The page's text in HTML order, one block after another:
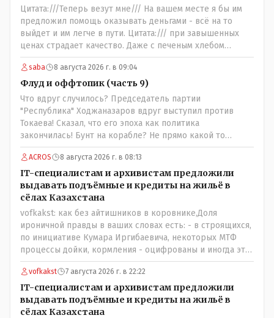
Цитата:///Теперь везут мне/// На вашем месте я бы им
предложил помощь оказывать деньгами - всё на то
выйдет и им легче в пути. Цитата:/// при завышенных
ценах страдает качество. Даже с печеным хлебом
проблема. // На вкус и цвет........., по мне : - наша молочка
значительно вкуснее чем руссская и белоруская, а хлеб
покупайте формовой, бюджетный- он значительно
вкусней остальных, но самый вкусный хлеб в совхозных
пекарнях; мясо - русское, белоруское не вкусное- наше
значительно вкусней и натуральное Цитата:///В
финансовой столице республики все дешевле./// Что
правда то правда: - там продкты и фрукты-овощи
дешевле и услуги тамады, певцов тоже и провести той
на 250-300 человек там обойдётся в разы дешевле чем в
Костанае. Цитата:///Кому доверять?/// Только себе: - за
что боролись на то и напоролись- хотели капитализм,
захотели жить в коммунизме где был принцип:
"....человек человеку- брат...."
saba 8 августа 2026 г. в 09:04
Флуд и оффтопик (часть 9)
Что вдруг случилось? Председатель партии
"Республика" Ходжаназаров вдруг выступил против
Токаева! Сказал, что его эпоха как политика
закончилась! Бунт на корабле? Не прямо какой то
правдолюб вдруг выступил! Может он инопланетянин?
Появился неизвестно откуда, отжал у бывшего
всесильного Розинова целый холдинг и теперь против
президента выступает! Вот ни капельки ему не поверю,
что он действует в интересах страны, про народ уже и
не говорю! Опять какие то закулисные игры?
ACROS 8 августа 2026 г. в 08:13
IT-специалистам и архивистам предложили
выдавать подъёмные и кредиты на жильё в
сёлах Казахстана
vofkakst: как без айтишников в коровнике,Доля
ироничной правды в ваших словах есть: - в строящихся,
по инициативе Кумара Иргибаевича, некоторых МТФ
процессы дойки, кормления - оцифрованы и иногда эти
программы дают сбой - и тогда они нужны, хотя я
насколько в курсе своей комьютерной безграмотности
- все эти вопросы можно решать и устранять эти сбои и
удалённо - лёжа на диване, в городе. Но, этих
современных и оцифрованных МТФ критично мало для
vofkakst 7 августа 2026 г. в 22:22
IT-специалистам и архивистам предложили
выдавать подъёмные и кредиты на жильё в
сёлах Казахстана